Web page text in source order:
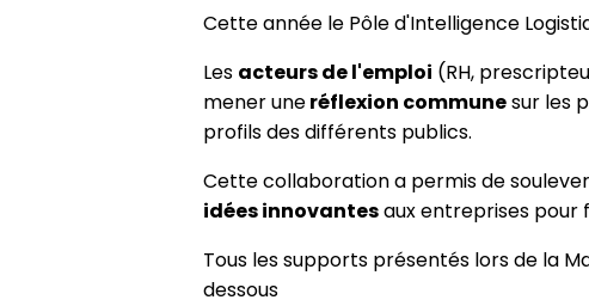
Cette année le Pôle d'Intelligence
Les acteurs de l'emploi (RH,
mener uneréflexion communesur les
profils des différents publics.
Cette collaboration a permis de
idées innovantesaux entreprises pour
Tous les supports présentés lors de la
dessous